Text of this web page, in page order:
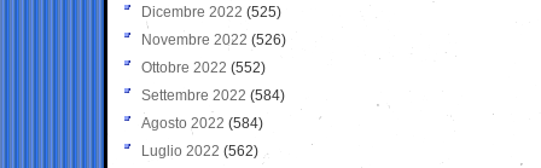
Dicembre 2022 (525)
Novembre 2022 (526)
Ottobre 2022 (552)
Settembre 2022 (584)
Agosto 2022 (584)
Luglio 2022 (562)